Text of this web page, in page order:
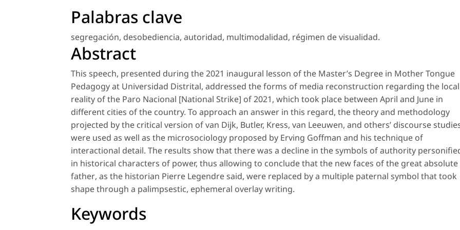
Palabras clave
segregación, desobediencia, autoridad, multimodalidad, régimen de visualidad.
Abstract
This speech, presented during the 2021 inaugural lesson of the Master’s Degree in Mother Tongue
Pedagogy at Universidad Distrital, addressed the forms of media reconstruction regarding the local
reality of the Paro Nacional [National Strike] of 2021, which took place between April and June in
different cities of the country. To approach an answer in this regard, the theory and methodology
projected by the critical version of van Dijk, Butler, Kress, van Leeuwen, and others’ discourse
were used as well as the microsociology proposed by Erving Goffman and his technique of
interactional detail. The results show that there was a decline in the symbols of authority
in historical characters of power, thus allowing to conclude that the new faces ofthe great absolute
father, as the historian Pierre Legendre said, were replaced by a multiple paternal symbol that took
shape through a palimpsestic, ephemeral overlay writing.
Keywords